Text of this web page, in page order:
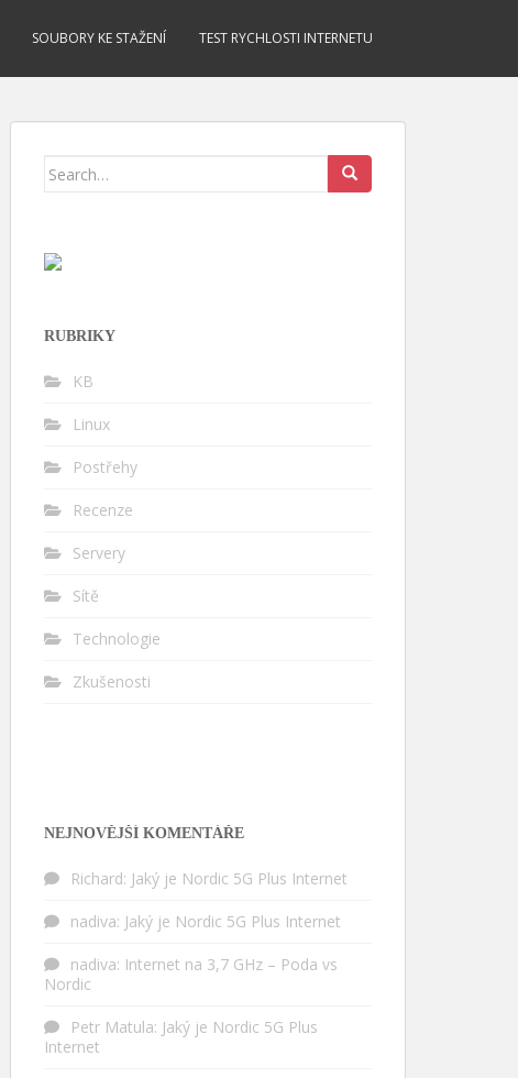
SOUBORY KE STAŽENÍ TEST RYCHLOSTI INTERNETU
Search for:
RUBRIKY
KB
Linux
Postřehy
Recenze
Servery
Sítě
Technologie
Zkušenosti
NEJNOVĚJŠÍ KOMENTÁŘE
Richard: Jaký je Nordic 5G Plus Internet
nadiva: Jaký je Nordic 5G Plus Internet
nadiva: Internet na 3,7 GHz – Poda vs
Nordic
Petr Matula: Jaký je Nordic 5G Plus
Internet